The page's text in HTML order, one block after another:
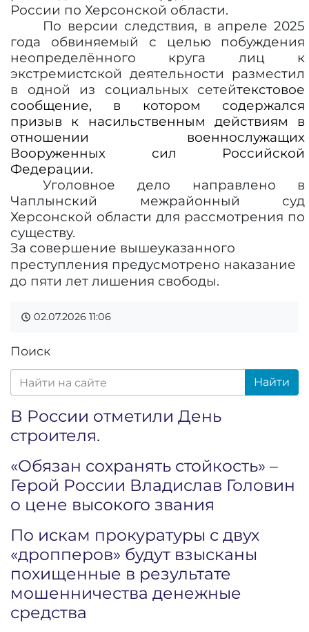
России по Херсонской области.
По версии следствия, в апреле 2025
года обвиняемый с целью побуждения
неопределённого круга лиц к
экстремистской деятельности разместил
в одной из социальных сетейтекстовое
сообщение, в котором содержался
призыв к насильственным действиям в
отношении военнослужащих
Вооруженных сил Российской
Федерации.
Уголовное дело направлено в
Чаплынский межрайонный суд
Херсонской области для рассмотрения по
существу.
За совершение вышеуказанного
преступления предусмотрено наказание
до пяти лет лишения свободы.
02.07.2026 11:06
Поиск
Найти
В России отметили День
строителя.
«Обязан сохранять стойкость» –
Герой России Владислав Головин
о цене высокого звания
По искам прокуратуры с двух
«дропперов» будут взысканы
похищенные в результате
мошенничества денежные
средства